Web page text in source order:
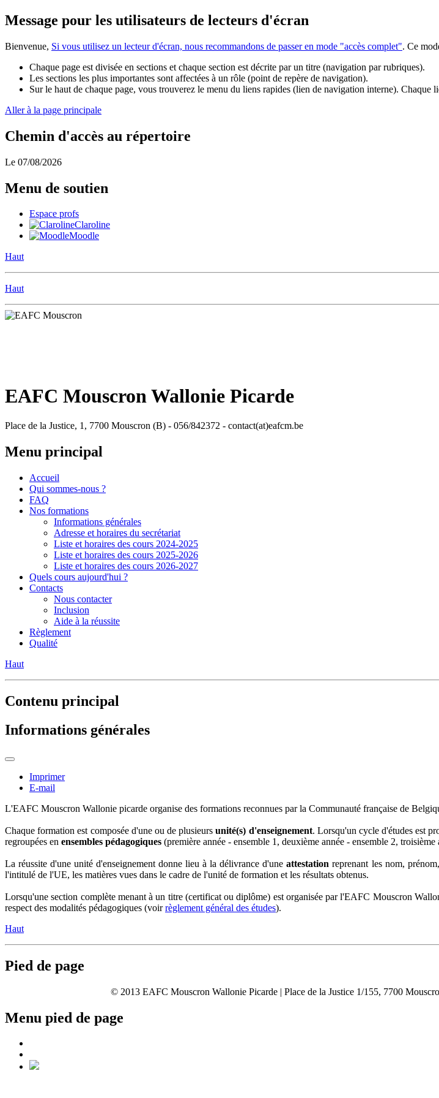
Message pour les utilisateurs de lecteurs d'écran
Bienvenue, Si vous utilisez un lecteur d'écran, nous recommandons de passer en mode "accès complet". Ce
Chaque page est divisée en sections et chaque section est décrite par un titre (navigation par rubriques).
Les sections les plus importantes sont affectées à un rôle (point de repère de navigation).
Sur le haut de chaque page, vous trouverez le menu du liens rapides (lien de navigation interne). Chaque
Aller à la page principale
Chemin d'accès au répertoire
Le 07/08/2026
Menu de soutien
Espace profs
Claroline
Moodle
Haut
Haut
EAFC Mouscron Wallonie Picarde
Place de la Justice, 1, 7700 Mouscron (B) - 056/842372 - contact(at)eafcm.be
Menu principal
Accueil
Qui sommes-nous ?
FAQ
Nos formations
Informations générales
Adresse et horaires du secrétariat
Liste et horaires des cours 2024-2025
Liste et horaires des cours 2025-2026
Liste et horaires des cours 2026-2027
Quels cours aujourd'hui ?
Contacts
Nous contacter
Inclusion
Aide à la réussite
Règlement
Qualité
Haut
Contenu principal
Informations générales
Imprimer
E-mail
L'EAFC Mouscron Wallonie picarde organise des formations reconnues par la Communauté française de
Chaque formation est composée d'une ou de plusieursunité(s) d'enseignement. Lorsqu'un cycle d'études est
regroupées en ensembles pédagogiques (première année - ensemble 1, deuxième année - ensemble 2, troisième
La réussite d'une unité d'enseignement donne lieu à la délivrance d'uneattestation reprenant les nom,
l'intitulé de l'UE, les matières vues dans le cadre de l'unité de formation et les résultats obtenus.
Lorsqu'une section complète menant à un titre (certificat ou diplôme) est organisée par l'EAFC Mouscron
respect des modalités pédagogiques (voirrèglement général des études).
Haut
Pied de page
© 2013 EAFC Mouscron Wallonie Picarde | Place de la Justice 1/155, 7700
Menu pied de page